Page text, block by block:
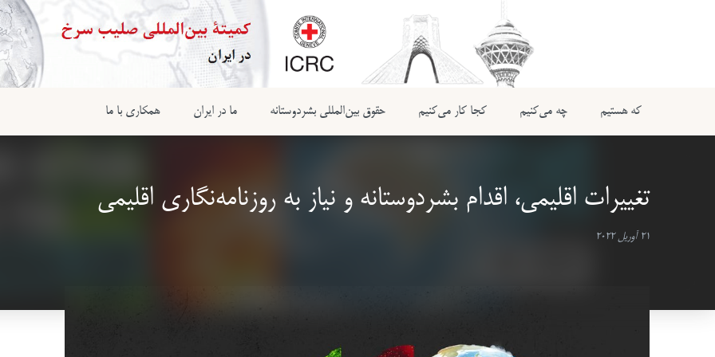
که هستیم چه می‌کنیم کجا کار می‌کنیم حقوق بین‌المللی بشردوستانه ما در ایران همکاری با ما
تغییرات اقلیمی، اقدام بشردوستانه و نیاز به روزنامه‌نگاری اقلیمی
21 آوریل 2022